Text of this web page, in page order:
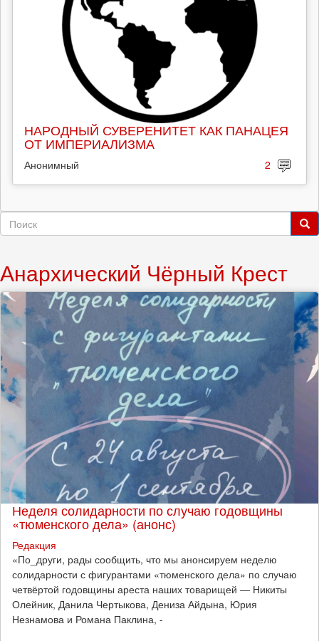
НАРОДНЫЙ СУВЕРЕНИТЕТ КАК ПАНАЦЕЯ
ОТ ИМПЕРИАЛИЗМА
Анонимный 2
Форма
Анархический Чёрный Крест
Неделя солидарности по случаю годовщины
«тюменского дела» (анонс)
Редакция
​«По_други, рады сообщить, что мы анонсируем неделю
солидарности с фигурантами «тюменского дела» по случаю
четвёртой годовщины ареста наших товарищей — Никиты
Олейник, Данила Чертыкова, Дениза Айдына, Юрия
Незнамова и Романа Паклина, -